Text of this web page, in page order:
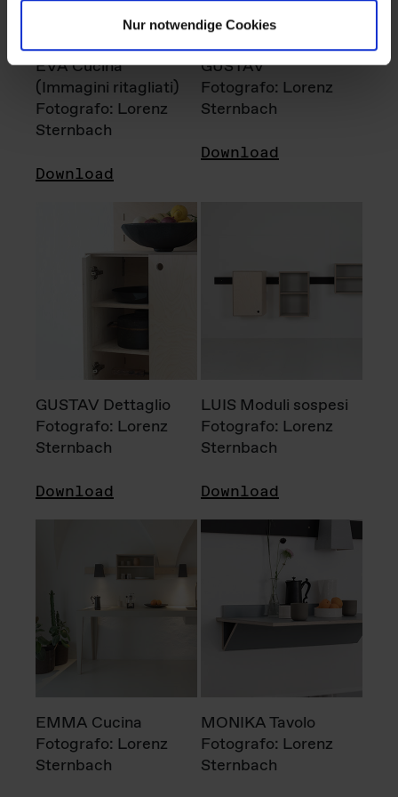
Nur notwendige Cookies
EVA Cucina
(Immagini ritagliati)
Fotografo: Lorenz
Sternbach
Download
GUSTAV
Fotografo: Lorenz
Sternbach
Download
GUSTAV Dettaglio
Fotografo: Lorenz
Sternbach
Download
LUIS Moduli sospesi
Fotografo: Lorenz
Sternbach
Download
EMMA Cucina
Fotografo: Lorenz
Sternbach
MONIKA Tavolo
Fotografo: Lorenz
Sternbach